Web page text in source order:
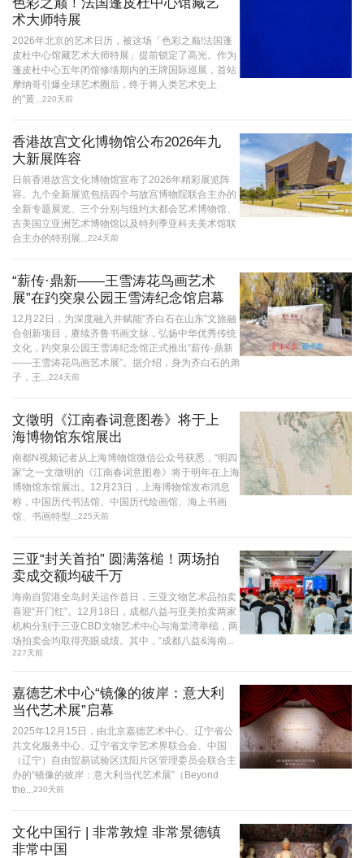
术大师特展
2026年北京的艺术日历，被这场「色彩之巅!法国蓬
皮杜中心馆藏艺术大师特展」提前锁定了高光。作为
蓬皮杜中心五年闭馆修缮期内的王牌国际巡展，首站
摩纳哥引爆全球艺术圈后，终于将人类艺术史上
的"黄...
220天前
香港故宫文化博物馆公布2026年九
大新展阵容
日前香港故宫文化博物馆宣布了2026年精彩展览阵
容。九个全新展览包括四个与故宫博物院联合主办的
全新专题展览、三个分别与纽约大都会艺术博物馆、
吉美国立亚洲艺术博物馆以及特列季亚科夫美术馆联
合主办的特别展...
224天前
“薪传·鼎新——王雪涛花鸟画艺术
展”在趵突泉公园王雪涛纪念馆启幕
12月22日，为深度融入并赋能“齐白石在山东”文旅融
合创新项目，赓续齐鲁书画文脉，弘扬中华优秀传统
文化，趵突泉公园王雪涛纪念馆正式推出“薪传·鼎新
——王雪涛花鸟画艺术展”。据介绍，身为齐白石的弟
子，王...
224天前
文徵明《江南春词意图卷》将于上
海博物馆东馆展出
南都N视频记者从上海博物馆微信公众号获悉，“明四
家”之一文徵明的《江南春词意图卷》将于明年在上海
博物馆东馆展出。12月23日，上海博物馆发布消息
称，中国历代书法馆、中国历代绘画馆、海上书画
馆、书画特型...
225天前
三亚“封关首拍” 圆满落槌！两场拍
卖成交额均破千万
海南自贸港全岛封关运作首日，三亚文物艺术品拍卖
喜迎“开门红”。12月18日，成都八益与亚美拍卖两家
机构分别于三亚CBD文物艺术中心与海棠湾举槌，两
场拍卖会均取得亮眼成绩。其中，“成都八益&海南...
227天前
嘉德艺术中心“镜像的彼岸：意大利
当代艺术展”启幕
2025年12月15日，由北京嘉德艺术中心、辽宁省公
共文化服务中心、辽宁省文学艺术界联合会、中国
（辽宁）自由贸易试验区沈阳片区管理委员会联合主
办的“镜像的彼岸：意大利当代艺术展”（Beyond
the...
230天前
文化中国行 | 非常敦煌 非常景德镇
非常中国